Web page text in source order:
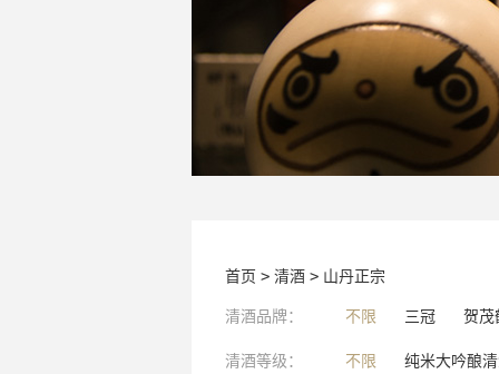
首页 > 清酒 > 山丹正宗
清酒品牌： 不限 三冠 贺茂
清酒等级： 不限 纯米大吟酿